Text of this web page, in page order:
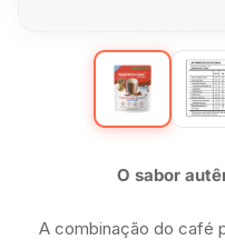
O sabor
A combinação do café